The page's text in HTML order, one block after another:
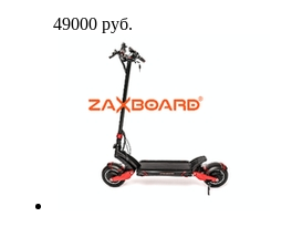
49000 руб.